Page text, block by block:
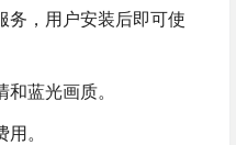
务，用户安装后即可使
和蓝光画质。
用。